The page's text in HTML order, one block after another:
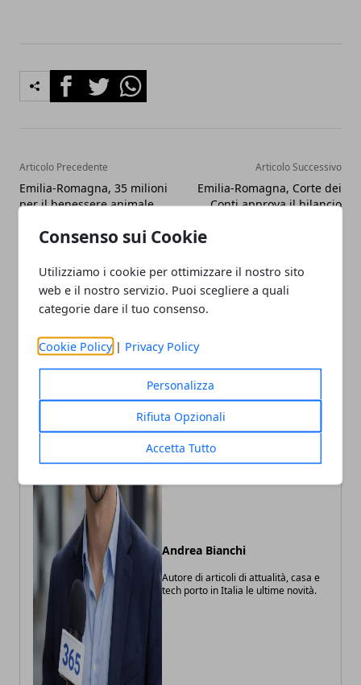
Consenso sui Cookie
Utilizziamo i cookie per ottimizzare il nostro sito
web e il nostro servizio. Puoi scegliere a quali
categorie dare il tuo consenso.
Cookie Policy | Privacy Policy
Personalizza
Rifiuta Opzionali
Accetta Tutto
FacebookTwitterWhatsapp
Articolo Precedente
Emilia-Romagna, 35 milioni
per il benessere animale
Articolo Successivo
Emilia-Romagna, Corte dei
Conti approva il bilancio
Andrea Bianchi
Autore di articoli di attualità, casa e
tech porto in Italia le ultime novità.